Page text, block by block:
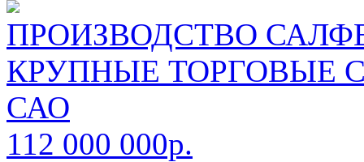
ПРОИЗВОДСТВО
КРУПНЫЕ ТОРГОВЫЕ
САО
112 000 000р.